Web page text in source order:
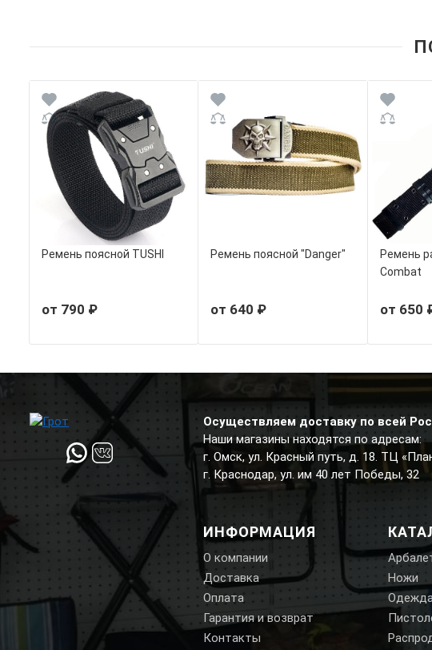
Ремень поясной TUSHI
от 790 ₽
Ремень поясной "Danger"
от 640 ₽
Ремень
Combat
от 650
Осуществляем доставку по всей
Наши магазины находятся по адресам:
г. Омск, ул. Красный путь, д. 18. ТЦ
г. Краснодар, ул. им 40 лет Победы, 32
ИНФОРМАЦИЯ
О компании
Доставка
Оплата
Гарантия и возврат
Контакты
Ножи